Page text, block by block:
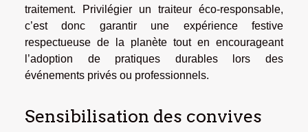
traitement. Privilégier un traiteur éco-responsable,
c’est donc garantir une expérience festive
respectueuse de la planète tout en encourageant
l’adoption de pratiques durables lors des
événements privés ou professionnels.
Sensibilisation des convives